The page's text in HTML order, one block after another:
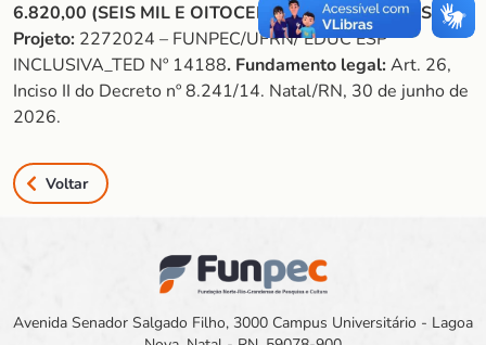
6.820,00 (SEIS MIL E OITOCENTOS E VINTE REAIS).
Projeto: 2272024 – FUNPEC/UFRN/ EDUC ESP
INCLUSIVA_TED Nº 14188. Fundamento legal:Art. 26,
Inciso II do Decreto nº 8.241/14. Natal/RN, 30 de junho de
2026.
Voltar
Avenida Senador Salgado Filho, 3000 Campus Universitário - Lagoa